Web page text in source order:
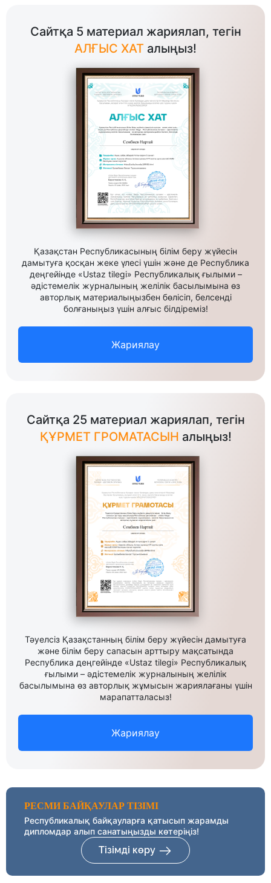
Сайтқа 5 материал жариялап, тегін
АЛҒЫС ХАТ алыңыз!
Қазақстан Республикасының білім беру жүйесін
дамытуға қосқан жеке үлесі үшін және де Республика
деңгейінде «Ustaz tilegi» Республикалық ғылыми –
әдістемелік журналының желілік басылымына өз
авторлық материалыңызбен бөлісіп, белсенді
болғаныңыз үшін алғыс білдіреміз!
Жариялау
Сайтқа 25 материал жариялап, тегін
ҚҰРМЕТ ГРОМАТАСЫН алыңыз!
Тәуелсіз Қазақстанның білім беру жүйесін дамытуға
және білім беру сапасын арттыру мақсатында
Республика деңгейінде «Ustaz tilegi» Республикалық
ғылыми – әдістемелік журналының желілік
басылымына өз авторлық жұмысын жариялағаны үшін
марапатталасыз!
Жариялау
РЕСМИ БАЙҚАУЛАР ТІЗІМІ
Республикалық байқауларға қатысып жарамды
дипломдар алып санатыңызды көтеріңіз!
Тізімді көру